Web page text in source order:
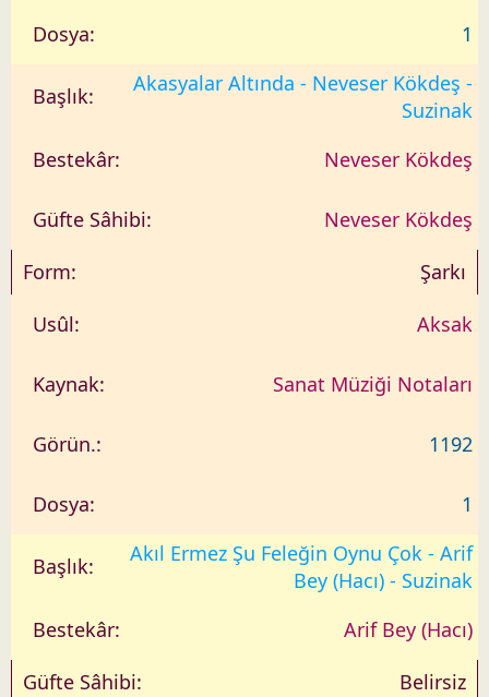
1
Akasyalar Altında - Neveser Kökdeş -
Suzinak
Neveser Kökdeş
Neveser Kökdeş
Şarkı
Aksak
Sanat Müziği Notaları
1192
1
Akıl Ermez Şu Feleğin Oynu Çok - Arif
Bey (Hacı) - Suzinak
Arif Bey (Hacı)
Belirsiz